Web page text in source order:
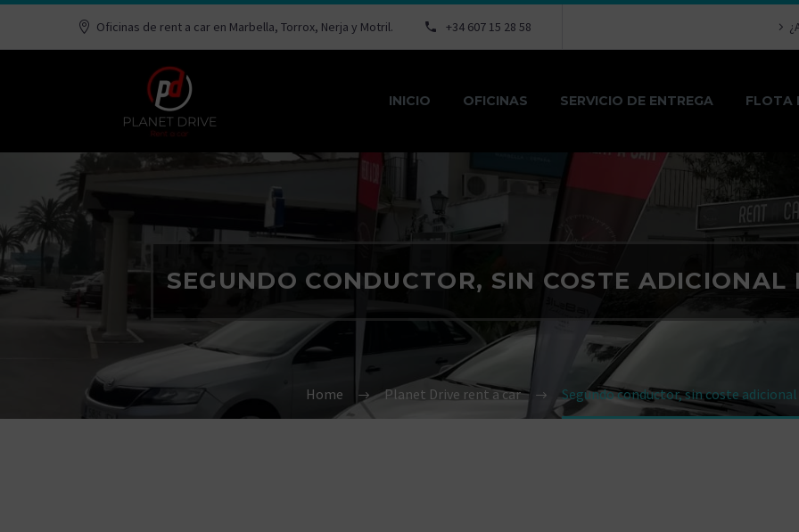
Oficinas de rent a car en Marbella, Torrox, Nerja y Motril. +34 607 15 28 58
INICIO OFICINAS SERVICIO DE ENTREGA FLOTA
SEGUNDO CONDUCTOR, SIN COSTE
Home Planet Drive rent a car Segundo conductor, sin coste